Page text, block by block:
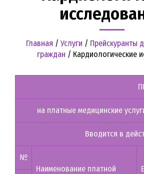
Главная / Услуги / Прейскуранты
граждан / Кардиологические
на платные медицинские
Вводится в
№
Наименование платной